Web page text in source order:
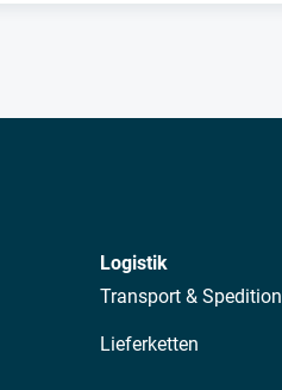
Logistik
Transport & Spedition
Lieferketten